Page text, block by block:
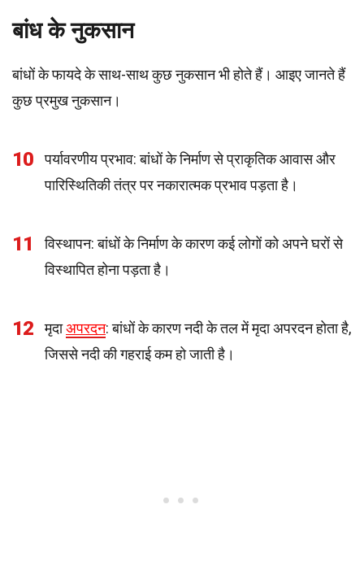
बांध के नुकसान
बांधों के फायदे के साथ-साथ कुछ नुकसान भी होते हैं। आइए जानते हैं
कुछ प्रमुख नुकसान।
10
पर्यावरणीय प्रभाव: बांधों के निर्माण से प्राकृतिक आवास और
पारिस्थितिकी तंत्र पर नकारात्मक प्रभाव पड़ता है।
11
विस्थापन: बांधों के निर्माण के कारण कई लोगों को अपने घरों से
विस्थापित होना पड़ता है।
12 मृदाअपरदन: बांधों के कारण नदी के तल में मृदा अपरदन होता है,
जिससे नदी की गहराई कम हो जाती है।